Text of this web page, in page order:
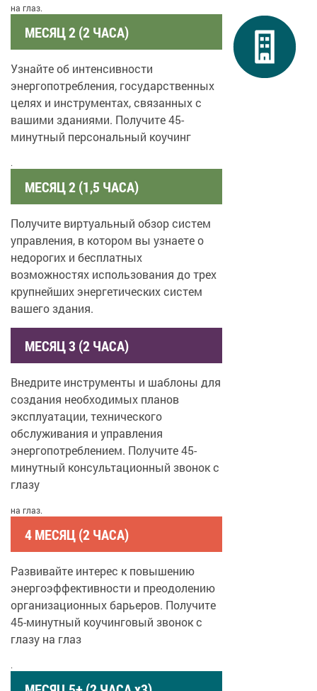
на глаз.
МЕСЯЦ 2 (2 ЧАСА)
Узнайте об интенсивности
энергопотребления, государственных
целях и инструментах, связанных с
вашими зданиями. Получите 45-
минутный персональный коучинг
.
МЕСЯЦ 2 (1,5 ЧАСА)
Получите виртуальный обзор систем
управления, в котором вы узнаете о
недорогих и бесплатных
возможностях использования до трех
крупнейших энергетических систем
вашего здания.
МЕСЯЦ 3 (2 ЧАСА)
Внедрите инструменты и шаблоны для
создания необходимых планов
эксплуатации, технического
обслуживания и управления
энергопотреблением. Получите 45-
минутный консультационный звонок с
глазу
на глаз.
4 МЕСЯЦ (2 ЧАСА)
Развивайте интерес к повышению
энергоэффективности и преодолению
организационных барьеров. Получите
45-минутный коучинговый звонок с
глазу на глаз
.